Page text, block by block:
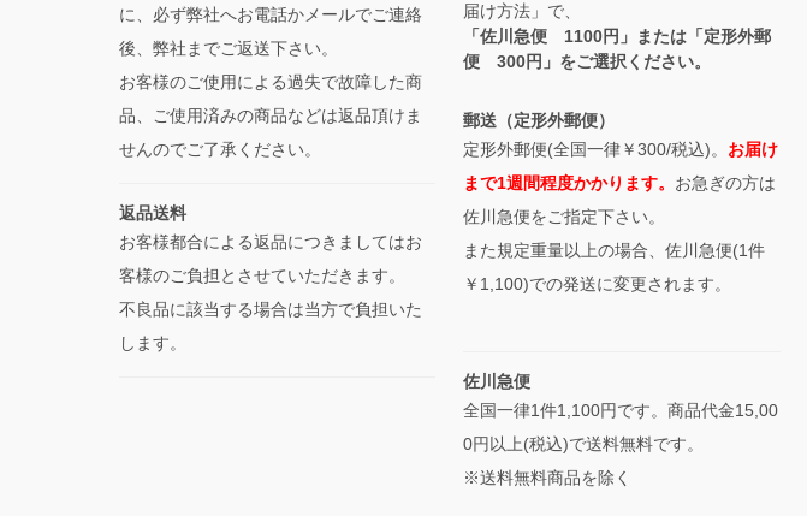
に、必ず弊社へお電話かメールでご連絡
後、弊社までご返送下さい。
お客様のご使用による過失で故障した商
品、ご使用済みの商品などは返品頂けま
せんのでご了承ください。
返品送料
お客様都合による返品につきましてはお
客様のご負担とさせていただきます。
不良品に該当する場合は当方で負担いた
します。
届け方法」で、
「佐川急便 1100円」または「定形外郵
便 300円」をご選択ください。
郵送（定形外郵便）
定形外郵便(全国一律￥300/税込)。 お届け
まで1週間程度かかります。 お急ぎの方は
佐川急便をご指定下さい。
また規定重量以上の場合、佐川急便(1件
￥1,100)での発送に変更されます。
佐川急便
全国一律1件1,100円です。商品代金15,00
0円以上(税込)で送料無料です。
※送料無料商品を除く